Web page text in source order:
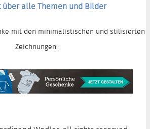
über alle Themen und Bilder
mit den minimalistischen und stilisierten
Zeichnungen: